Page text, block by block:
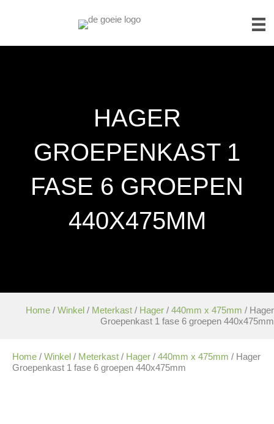
HAGER
GROEPENKAST 1
FASE 6 GROEPEN
440X475MM
Home / Winkel / Meterkast / Hager / 440mm x 475mm / Hager
Groepenkast 1 fase 6 groepen 440x475mm
Home / Winkel / Meterkast / Hager / 440mm x 475mm / Hager
Groepenkast 1 fase 6 groepen 440x475mm